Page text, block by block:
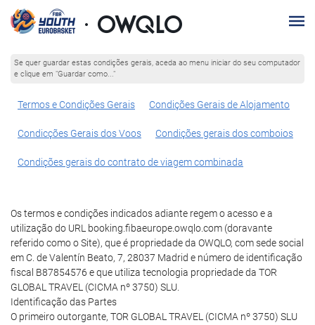
Se quer guardar estas condições gerais, aceda ao menu iniciar do seu computador
e clique em "Guardar como..."
Termos e Condições Gerais Condições Gerais de Alojamento
Condicções Gerais dos Voos Condições gerais dos comboios
Condições gerais do contrato de viagem combinada
Os termos e condições indicados adiante regem o acesso e a
utilização do URL booking.fibaeurope.owqlo.com (doravante
referido como o Site), que é propriedade da OWQLO, com sede social
em C. de Valentín Beato, 7, 28037 Madrid e número de identificação
fiscal B87854576 e que utiliza tecnologia propriedade da TOR
GLOBAL TRAVEL (CICMA nº 3750) SLU.
Identificação das Partes
O primeiro outorgante, TOR GLOBAL TRAVEL (CICMA nº 3750) SLU